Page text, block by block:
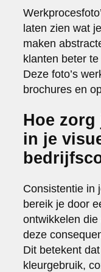
laten zien wat
maken
klanten beter
Deze foto’s
brochures en
Hoe
in je
Consistentie in
bereik je door
ontwikkelen
deze
Dit betekent
kleurgebruik,